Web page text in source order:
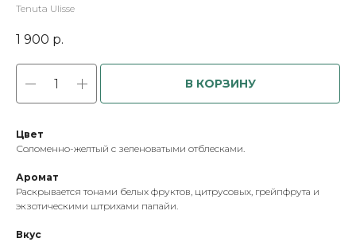
Tenuta Ulisse
1 900 р.
В КОРЗИНУ
Цвет
Соломенно-желтый с зеленоватыми отблесками.
Аромат
Раскрывается тонами белых фруктов, цитрусовых, грейпфрута и
экзотическими штрихами папайи.
Вкус